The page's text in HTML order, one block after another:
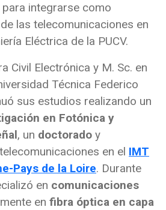
integrarse como
las telecomunicaciones en
Eléctrica de la PUCV.
Civil Electrónica y M. Sc. en
Técnica Federico
sus estudios realizando un
en Fotónica y
, un doctorado y
en el IMT
Pays de la Loire. Durante
en comunicaciones
en fibra óptica en capa